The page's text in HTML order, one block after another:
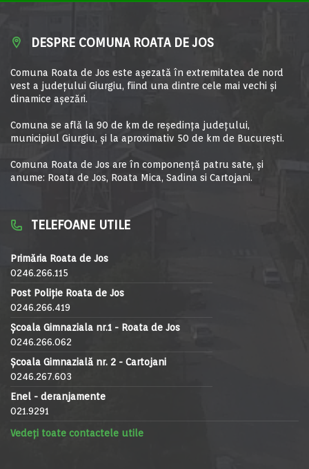
DESPRE COMUNA ROATA DE JOS
Comuna Roata de Jos este aşezată în extremitatea de nord
vest a judeţului Giurgiu, fiind una dintre cele mai vechi şi
dinamice aşezări.
Comuna se află la 90 de km de reşedinţa judeţului,
municipiul Giurgiu, şi la aproximativ 50 de km de Bucureşti.
Comuna Roata de Jos are în componență patru sate, și
anume: Roata de Jos, Roata Mica, Sadina si Cartojani.
TELEFOANE UTILE
Primăria Roata de Jos
0246.266.115
Post Poliție Roata de Jos
0246.266.419
Școala Gimnaziala nr.1 - Roata de Jos
0246.266.062
Școala Gimnazială nr. 2 - Cartojani
0246.267.603
Enel - deranjamente
021.9291
Vedeți toate contactele utile